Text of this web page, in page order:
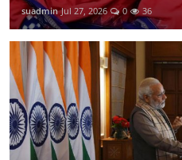
suadmin Jul 27, 2026 0 36